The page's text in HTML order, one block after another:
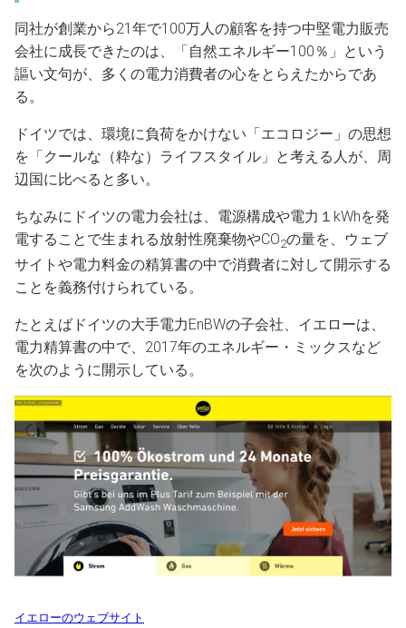
同社が創業から21年で100万人の顧客を持つ中堅電力販売
会社に成長できたのは、「自然エネルギー100％」という
謳い文句が、多くの電力消費者の心をとらえたからであ
る。
ドイツでは、環境に負荷をかけない「エコロジー」の思想
を「クールな（粋な）ライフスタイル」と考える人が、周
辺国に比べると多い。
ちなみにドイツの電力会社は、電源構成や電力１kWhを発
電することで生まれる放射性廃棄物やCO2の量を、ウェブ
サイトや電力料金の精算書の中で消費者に対して開示する
ことを義務付けられている。
たとえばドイツの大手電力EnBWの子会社、イエローは、
電力精算書の中で、2017年のエネルギー・ミックスなど
を次のように開示している。
イエローのウェブサイト